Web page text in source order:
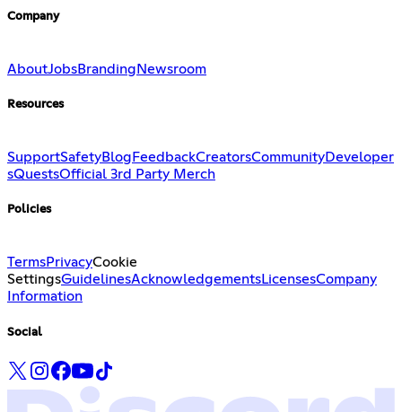
Company
AboutJobsBranding Newsroom
Resources
SupportSafetyBlog FeedbackCreatorsCommunityDeveloper
sQuestsOfficial 3rd Party Merch
Policies
TermsPrivacyCookie
SettingsGuidelinesAcknowledgementsLicensesCompany
Information
Social